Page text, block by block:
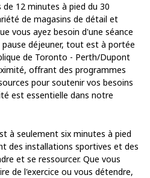
12 minutes à pied du 30
de magasins de détail et
vous ayez besoin d'une séance
déjeuner, tout est à portée
de Toronto - Perth/Dupont
offrant des programmes
pour soutenir vos besoins
est essentielle dans notre
à seulement six minutes à pied
des installations sportives et des
et se ressourcer. Que vous
de l'exercice ou vous détendre,